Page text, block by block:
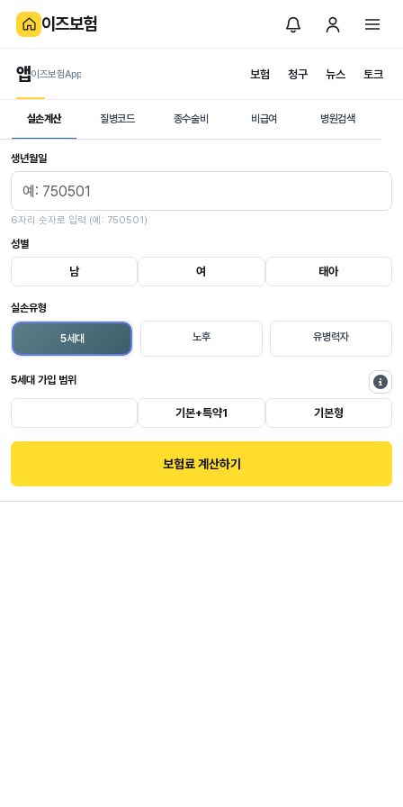
이즈보험
보험 청구 뉴스 토크
앱이즈보험App
생년월일
6자리 숫자로 입력 (예: 750501)
성별
남 여 태아
실손유형
5세대 노후 유병력자
5세대 가입 범위
기본+특약1 기본형
보험료 계산하기
실손계산 질병코드 종수술비 비급여 병원검색
실손보험료 계산